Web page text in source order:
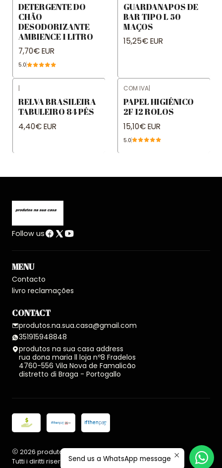
DETERGENTE DO
CHÃO
DESODORIZANTE
AMBIENCE 1 LITRO
7,70€ EUR
5.0
GUARDANAPOS DE
BAR TIPO L 50
MAÇOS
15,25€ EUR
|
RELVA BRASILEIRA
TABULEIRO 84 PÉS
4,40€ EUR
COM IVA|
PAPEL HIGIÉNICO
2F 12 ROLOS
15,10€ EUR
5.0
Follow us
MENU
Contacto
livro reclamações
CONTACT
produtos.na.sua.casa@gmail.com
351915948848
produtos na sua casa address
rua dona maria ll loja nº8 Fradelos
4760-556 Vila Nova de Famalicão
distretto di Braga - Portogallo
2026 produtos na sua casa.
Tutti i diritti riservati.Realizzato con Jumpseller.
Send us a WhatsApp message